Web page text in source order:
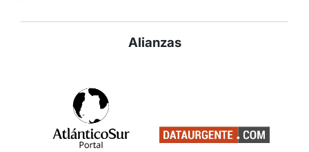
Alianzas